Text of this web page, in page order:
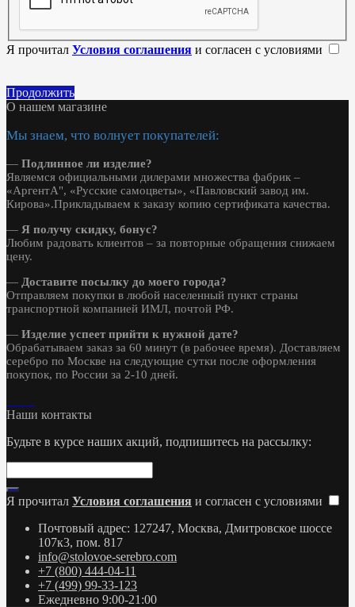
Я прочитал Условия соглашения и согласен с условиями
Продолжить
О нашем магазине
Мы знаем, что волнует покупателей:
— Подлинное ли изделие?
Являемся официальными дилерами множества фабрик –
«АргентА", «Русские самоцветы», «Павловский завод им.
Кирова».Прикладываем к заказу копию сертификата качества.
— Я получу скидку, бонус?
Любим радовать клиентов – за повторные обращения снижаем
цену.
— Доставите посылку до моего города?
Отправляем покупки в любой населенный пункт страны
транспортной компанией ИМЛ, почтой РФ.
— Изделие успеет прийти к нужной дате?
Обрабатываем заказ за 60 минут (в рабочее время). Доставляем
серебро по Москве на следующие сутки после оформления
покупок, по России за 2-10 дней.
Наши контакты
Будьте в курсе наших акций, подпишитесь на рассылку:
Я прочитал Условия соглашения и согласен с условиями
Почтовый адрес: 127247, Москва, Дмитровское шоссе
107к3, пом. 817
info@stolovoe-serebro.com
+7 (800) 444-04-11
+7 (499) 99-33-123
Ежедневно 9:00-21:00